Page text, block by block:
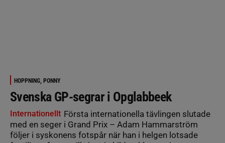
HOPPNING, PONNY
Svenska GP-segrar i Opglabbeek
Internationellt Första internationella tävlingen slutade
med en seger i Grand Prix – Adam Hammarström
följer i syskonens fotspår när han i helgen lotsade